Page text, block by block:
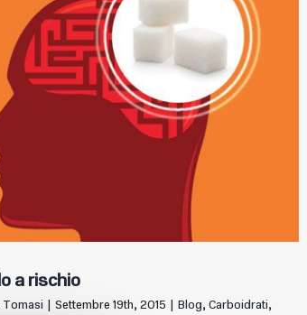
a rischio
Tomasi | Settembre 19th, 2015 | Blog, Carboidrati,